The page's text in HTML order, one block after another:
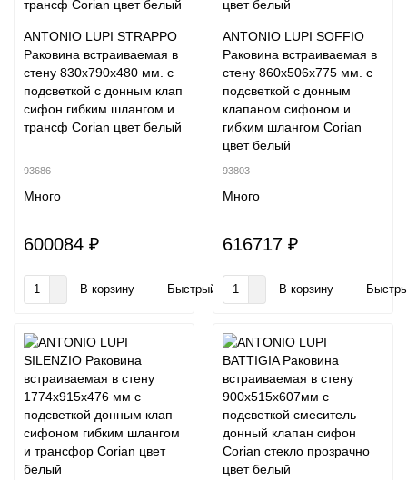
ANTONIO LUPI STRAPPO
Раковина встраиваемая в
стену 830х790х480 мм. с
подсветкой с донным клап
сифон гибким шлангом и
трансф Corian цвет белый
93686
Много
600084 ₽
В корзину Быстрый заказ
ANTONIO LUPI SOFFIO
Раковина встраиваемая в
стену 860х506х775 мм. с
подсветкой с донным
клапаном сифоном и
гибким шлангом Corian
цвет белый
93803
Много
616717 ₽
В корзину